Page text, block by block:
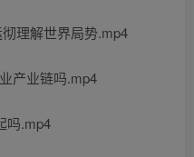
彻理解世界局势.mp4
产业链吗.mp4
吗.mp4